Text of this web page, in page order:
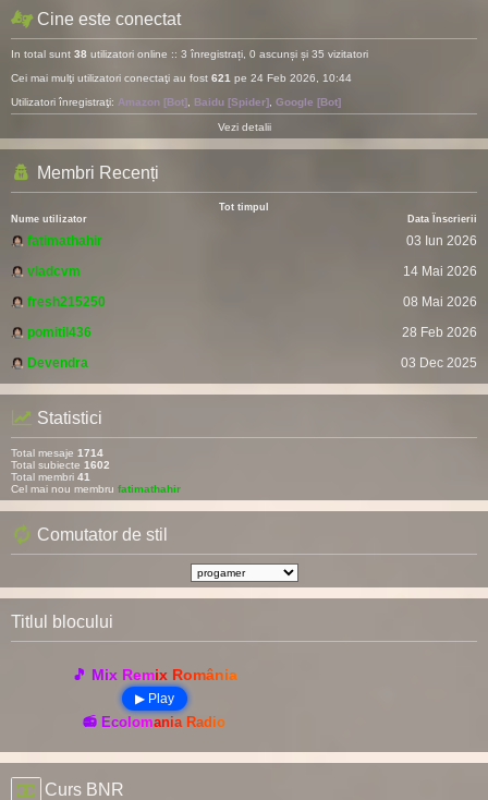
Cine este conectat
In total sunt 38 utilizatori online :: 3 înregistrați, 0 ascunși și 35 vizitatori
Cei mai mulţi utilizatori conectaţi au fost 621 pe 24 Feb 2026, 10:44
Utilizatori înregistraţi: Amazon [Bot] Baidu [Spider] Google [Bot]
Vezi detalii
Membri Recenți
Tot timpul
Nume utilizator
Data Înscrierii
fatimathahir
03 Iun 2026
vladcvm
14 Mai 2026
fresh215250
08 Mai 2026
pomitil436
28 Feb 2026
Devendra
03 Dec 2025
Statistici
Total mesaje 1714
Total subiecte 1602
Total membri 41
Cel mai nou membru fatimathahir
Comutator de stil
Titlul blocului
🎵 Mix Remix România
▶ Play
📻 Ecolomania Radio
Curs BNR